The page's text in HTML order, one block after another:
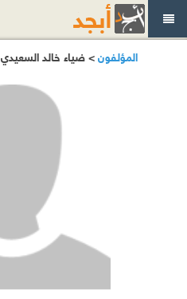
المؤلفون> ضياء خالد السعيدي